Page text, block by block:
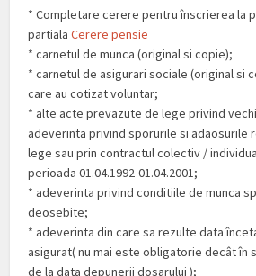
* Completare cerere pentru înscrierea la
partialaCerere pensie
* carnetul de munca (original si copie);
* carnetul de asigurari sociale (original si
care au cotizat voluntar;
* alte acte prevazute de lege privind
adeverinta privind sporurile si adaosurile
lege sau prin contractul colectiv /
perioada 01.04.1992-01.04.2001;
* adeverinta privind conditiile de munca
deosebite;
* adeverinta din care sa rezulte data
asigurat( nu mai este obligatorie decât în
de la data depunerii dosarului );